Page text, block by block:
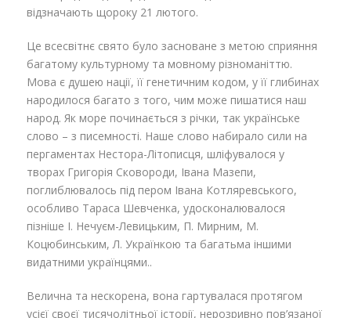
відзначають щороку 21 лютого.
Це всесвітнє свято було засноване з метою сприяння
багатому культурному та мовному різноманіттю.
Мова є душею нації, її генетичним кодом, у її глибинах
народилося багато з того, чим може пишатися наш
народ. Як море починається з річки, так українське
слово – з писемності. Наше слово набирало сили на
пергаментах Нестора-Літописця, шліфувалося у
творах Григорія Сковороди, Івана Мазепи,
поглиблювалось під пером Івана Котляревського,
особливо Тараса Шевченка, удосконалювалося
пізніше І. Нечуєм-Левицьким, П. Мирним, М.
Коцюбинським, Л. Українкою та багатьма іншими
видатними українцями..
Велична та нескорена, вона гартувалася протягом
усієї своєї тисячолітньої історії, нерозривно пов’язаної